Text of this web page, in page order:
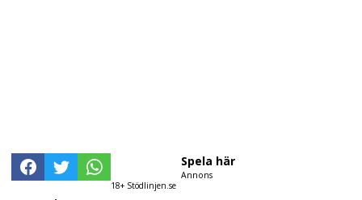
18+ Stödlinjen.se
Spela här
Annons